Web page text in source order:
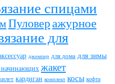
спицами
Пуловер ажурное
для
джемпер для дома для зимы
начинающих жакет
кардиган комплект косы кофта